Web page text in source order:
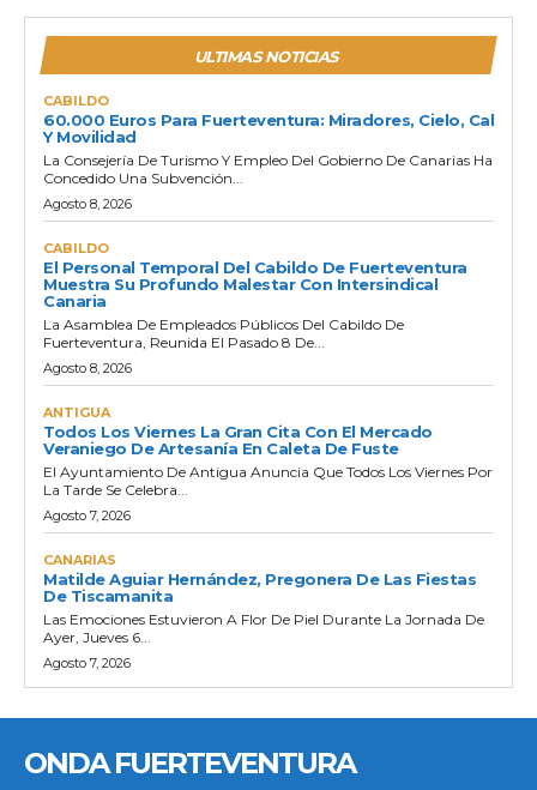
ULTIMAS NOTICIAS
CABILDO
60.000 Euros Para Fuerteventura: Miradores, Cielo, Cal
Y Movilidad
La Consejería De Turismo Y Empleo Del Gobierno De Canarias Ha
Concedido Una Subvención...
Agosto 8, 2026
CABILDO
El Personal Temporal Del Cabildo De Fuerteventura
Muestra Su Profundo Malestar Con Intersindical
Canaria
La Asamblea De Empleados Públicos Del Cabildo De
Fuerteventura, Reunida El Pasado 8 De...
Agosto 8, 2026
ANTIGUA
Todos Los Viernes La Gran Cita Con El Mercado
Veraniego De Artesanía En Caleta De Fuste
El Ayuntamiento De Antigua Anuncia Que Todos Los Viernes Por
La Tarde Se Celebra...
Agosto 7, 2026
CANARIAS
Matilde Aguiar Hernández, Pregonera De Las Fiestas
De Tiscamanita
Las Emociones Estuvieron A Flor De Piel Durante La Jornada De
Ayer, Jueves 6...
Agosto 7, 2026
ONDA FUERTEVENTURA